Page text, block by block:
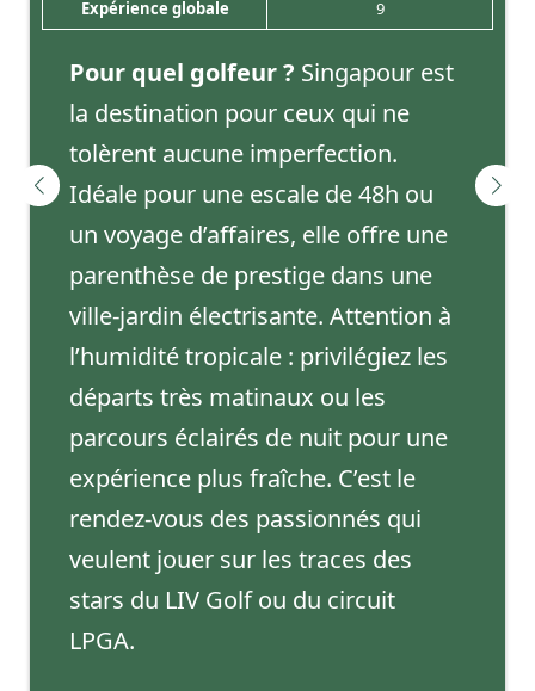
Expérience globale 9
Pour quel golfeur ? Singapour est
la destination pour ceux qui ne
tolèrent aucune imperfection.
Idéale pour une escale de 48h ou
un voyage d’affaires, elle offre une
parenthèse de prestige dans une
ville-jardin électrisante. Attention à
l’humidité tropicale : privilégiez les
départs très matinaux ou les
parcours éclairés de nuit pour une
expérience plus fraîche. C’est le
rendez-vous des passionnés qui
veulent jouer sur les traces des
stars du LIV Golf ou du circuit
LPGA.